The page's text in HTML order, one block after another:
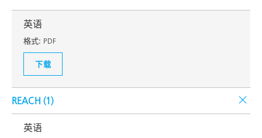
英语
格式: PDF
下载
REACH (1)
英语